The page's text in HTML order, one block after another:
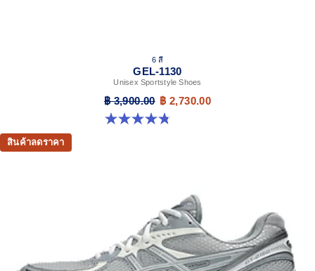
6 สี
GEL-1130
Unisex Sportstyle Shoes
฿ 3,900.00 ฿ 2,730.00
4.8 จาก 5 ดาว 52 รีวิว
สินค้าลดราคา